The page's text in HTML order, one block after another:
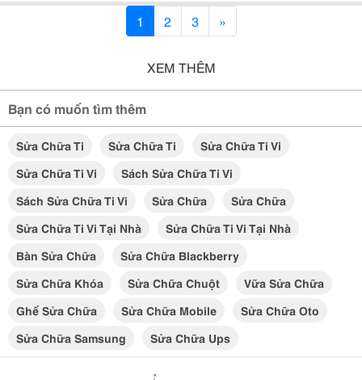
1 2 3 »
XEM THÊM
Bạn có muốn tìm thêm
Sửa Chữa Ti Sửa Chữa Ti
Sửa Chữa Ti Vi
Sửa Chữa Ti Vi
Sách Sửa Chữa Ti Vi
Sách Sửa Chữa Ti Vi
Sửa Chữa
Sửa Chữa
Sửa Chữa Ti Vi Tại Nhà
Sửa Chữa Ti Vi Tại Nhà
Bàn Sửa Chữa
Sửa Chữa Blackberry
Sửa Chữa Khóa
Sửa Chữa Chuột
Vữa Sửa Chữa
Ghế Sửa Chữa
Sửa Chữa Mobile
Sửa Chữa Oto
Sửa Chữa Samsung
Sửa Chữa Ups